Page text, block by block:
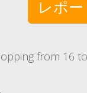
レポ
from 16